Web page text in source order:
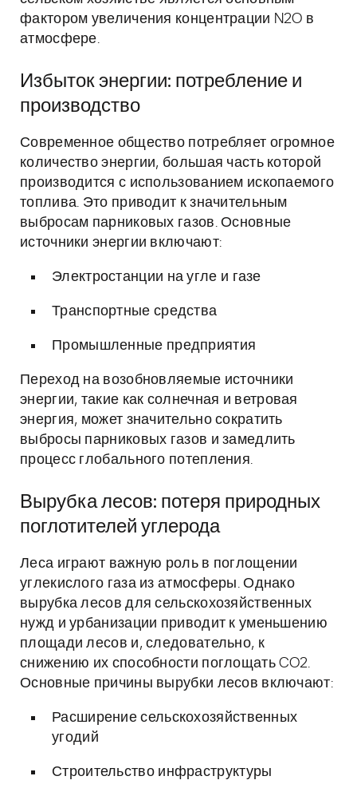
фактором увеличения концентрации N2O в
атмосфере.
Избыток энергии: потребление и
производство
Современное общество потребляет огромное
количество энергии, большая часть которой
производится с использованием ископаемого
топлива. Это приводит к значительным
выбросам парниковых газов. Основные
источники энергии включают:
Электростанции на угле и газе
Транспортные средства
Промышленные предприятия
Переход на возобновляемые источники
энергии, такие как солнечная и ветровая
энергия, может значительно сократить
выбросы парниковых газов и замедлить
процесс глобального потепления.
Вырубка лесов: потеря природных
поглотителей углерода
Леса играют важную роль в поглощении
углекислого газа из атмосферы. Однако
вырубка лесов для сельскохозяйственных
нужд и урбанизации приводит к уменьшению
площади лесов и, следовательно, к
снижению их способности поглощать CO2.
Основные причины вырубки лесов включают:
Расширение сельскохозяйственных
угодий
Строительство инфраструктуры